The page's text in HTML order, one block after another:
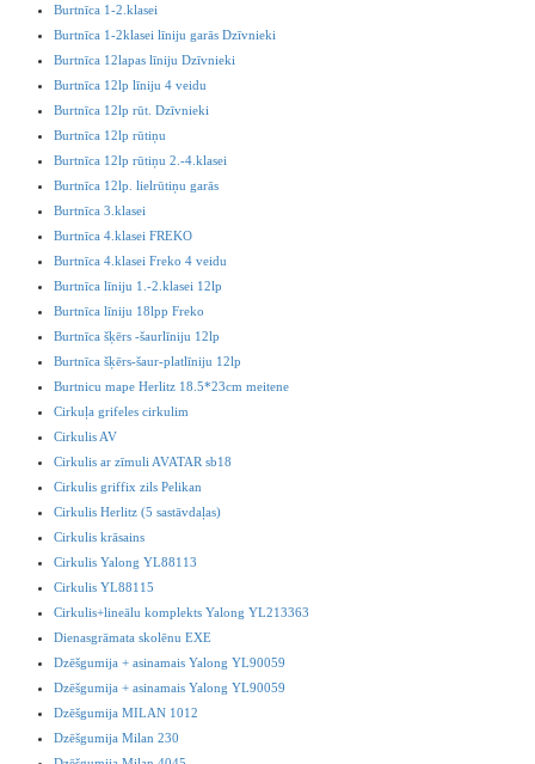
Burtnīca 1-2.klasei
Burtnīca 1-2klasei līniju garās Dzīvnieki
Burtnīca 12lapas līniju Dzīvnieki
Burtnīca 12lp līniju 4 veidu
Burtnīca 12lp rūt. Dzīvnieki
Burtnīca 12lp rūtiņu
Burtnīca 12lp rūtiņu 2.-4.klasei
Burtnīca 12lp. lielrūtiņu garās
Burtnīca 3.klasei
Burtnīca 4.klasei FREKO
Burtnīca 4.klasei Freko 4 veidu
Burtnīca līniju 1.-2.klasei 12lp
Burtnīca līniju 18lpp Freko
Burtnīca šķērs -šaurlīniju 12lp
Burtnīca šķērs-šaur-platlīniju 12lp
Burtnicu mape Herlitz 18.5*23cm meitene
Cirkuļa grifeles cirkulim
Cirkulis AV
Cirkulis ar zīmuli AVATAR sb18
Cirkulis griffix zils Pelikan
Cirkulis Herlitz (5 sastāvdaļas)
Cirkulis krāsains
Cirkulis Yalong YL88113
Cirkulis YL88115
Cirkulis+lineālu komplekts Yalong YL213363
Dienasgrāmata skolēnu EXE
Dzēšgumija + asinamais Yalong YL90059
Dzēšgumija + asinamais Yalong YL90059
Dzēšgumija MILAN 1012
Dzēšgumija Milan 230